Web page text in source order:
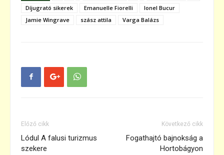
Díjugrató sikerek
Emanuelle Fiorelli
Ionel Bucur
Jamie Wingrave
szász attila Varga Balázs
Előző cikk
Lódul A falusi turizmus
szekere
Következő cikk
Fogathajtó bajnokság a
Hortobágyon